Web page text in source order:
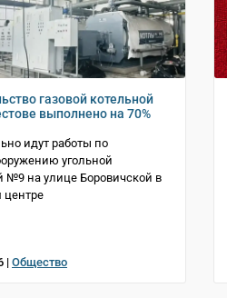
газовой котельной
выполнено на 70%
идут работы по
угольной
№9 на улице Боровичской в
центре
| Общество